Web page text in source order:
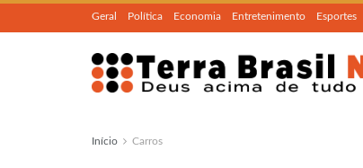
Geral Política Economia Entretenimento Esportes
Início Carros